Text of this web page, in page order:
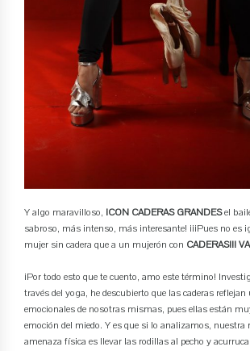
Y algo maravilloso, ¡CON CADERAS GRANDESel
sabroso, más intenso, más interesante! ¡¡¡Pues no es
mujer sin cadera que a un mujerón con CADERAS!!!
¡Por todo esto que te cuento, amo este término!
través del yoga, he descubierto que las caderas reflejan
emocionales de nosotras mismas, pues ellas están
emoción del miedo. Y es que si lo analizamos, nuestra
amenaza física es llevar las rodillas al pecho y